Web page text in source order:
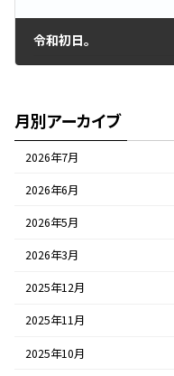
令和初日。
月別アーカイブ
2026年7月
2026年6月
2026年5月
2026年3月
2025年12月
2025年11月
2025年10月